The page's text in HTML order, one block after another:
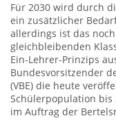
Für 2030 wird durch
ein zusätzlicher
allerdings ist das
gleichbleibenden
Ein-Lehrer-Prinzips
Bundesvorsitzender
(VBE) die heute
Schülerpopulation bis
im Auftrag der